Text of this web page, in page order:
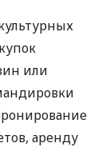
или
аренду